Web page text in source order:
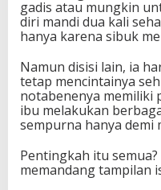
r
e
n
R
u
m
p
u
T
e
gadis atau mungkin
diri mandi dua kali
hanya karena sibuk
Namun disisi lain, ia
tetap mencintainya
notabenenya memiliki
ibu melakukan
sempurna hanya demi
Pentingkah itu
memandang tampilan